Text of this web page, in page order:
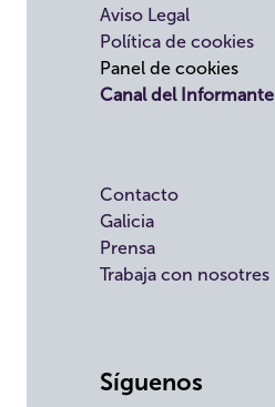
Aviso Legal
Política de cookies
Panel de cookies
Canal del Informante
Contacto
Galicia
Prensa
Trabaja con nosotres
Síguenos